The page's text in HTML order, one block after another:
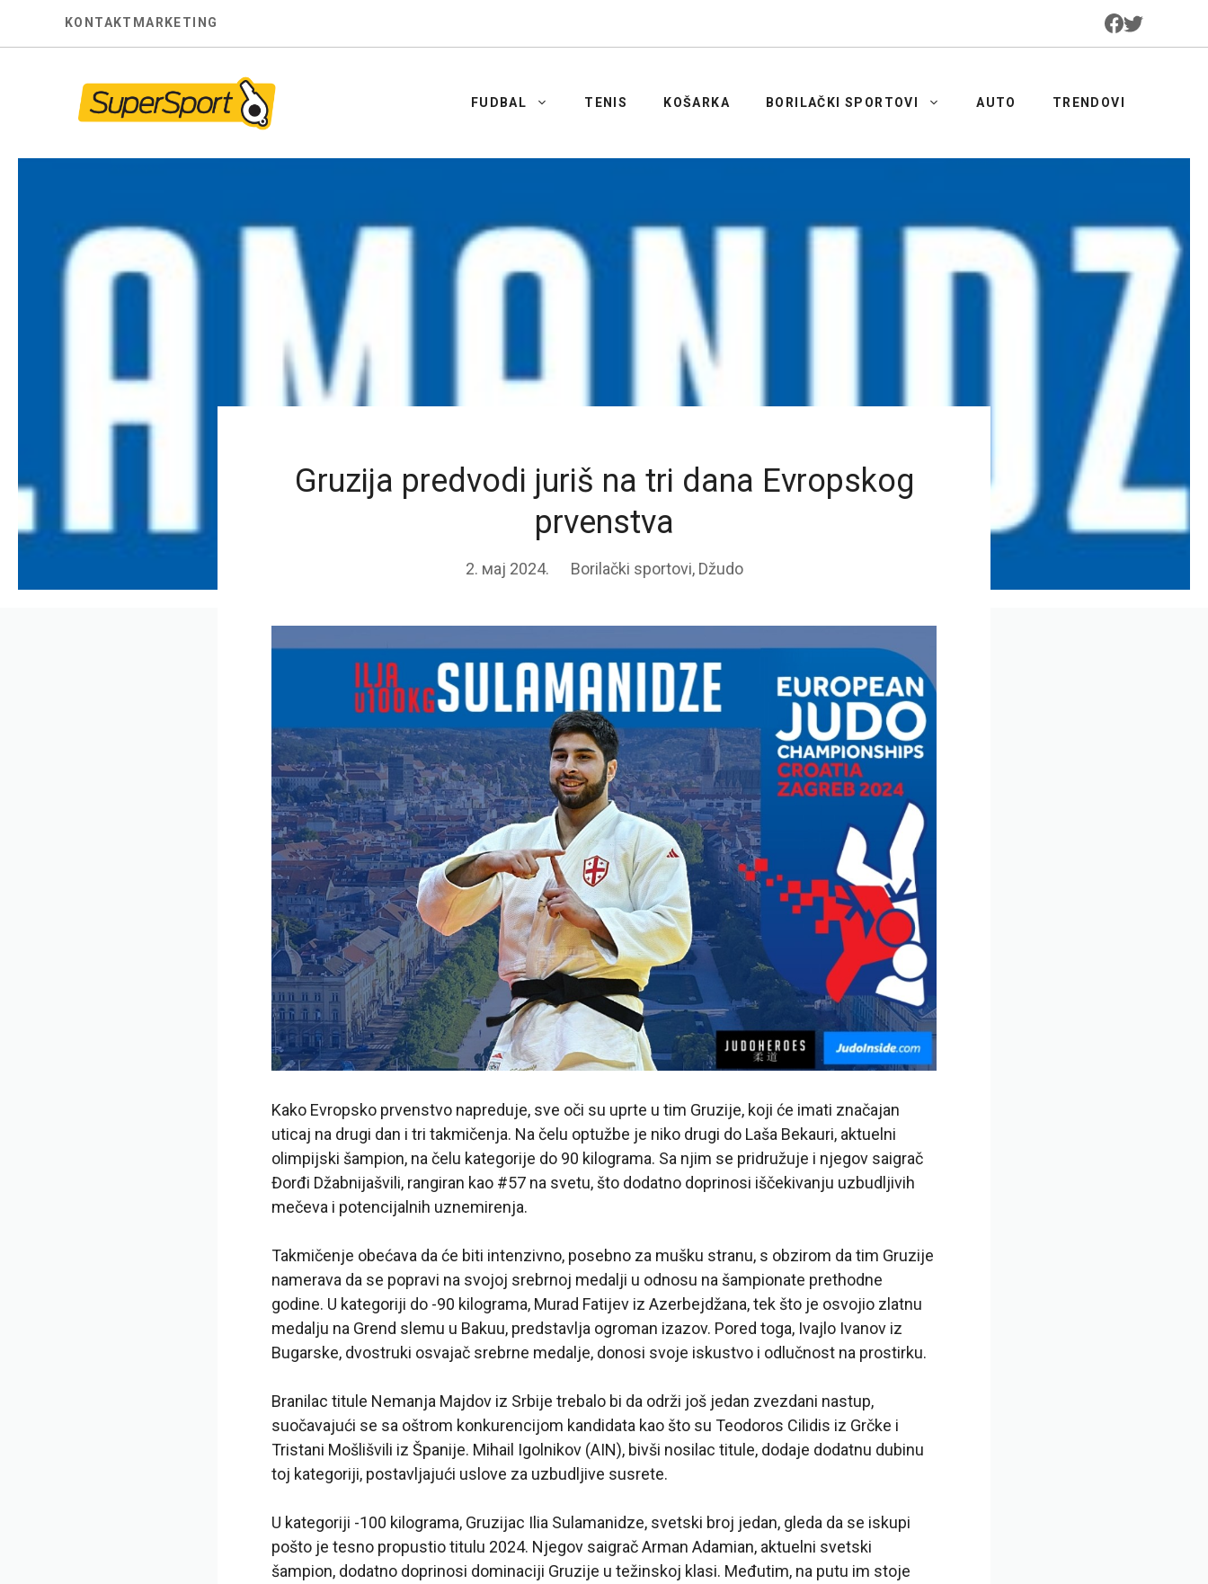
KONTAKT MARKETING
FUDBAL TENIS KOŠARKA BORILAČKI SPORTOVI AUTO TRENDOVI
Gruzija predvodi juriš na tri dana Evropskog
prvenstva
2. мај 2024. Borilački sportovi, Džudo
Kako Evropsko prvenstvo napreduje, sve oči su uprte u tim Gruzije, koji će imati značajan
uticaj na drugi dan i tri takmičenja. Na čelu optužbe je niko drugi do Laša Bekauri, aktuelni
olimpijski šampion, na čelu kategorije do 90 kilograma. Sa njim se pridružuje i njegov saigrač
Đorđi Džabnijašvili, rangiran kao #57 na svetu, što dodatno doprinosi iščekivanju uzbudljivih
mečeva i potencijalnih uznemirenja.
Takmičenje obećava da će biti intenzivno, posebno za mušku stranu, s obzirom da tim Gruzije
namerava da se popravi na svojoj srebrnoj medalji u odnosu na šampionate prethodne
godine. U kategoriji do -90 kilograma, Murad Fatijev iz Azerbejdžana, tek što je osvojio zlatnu
medalju na Grend slemu u Bakuu, predstavlja ogroman izazov. Pored toga, Ivajlo Ivanov iz
Bugarske, dvostruki osvajač srebrne medalje, donosi svoje iskustvo i odlučnost na prostirku.
Branilac titule Nemanja Majdov iz Srbije trebalo bi da održi još jedan zvezdani nastup,
suočavajući se sa oštrom konkurencijom kandidata kao što su Teodoros Cilidis iz Grčke i
Tristani Mošlišvili iz Španije. Mihail Igolnikov (AIN), bivši nosilac titule, dodaje dodatnu dubinu
toj kategoriji, postavljajući uslove za uzbudljive susrete.
U kategoriji -100 kilograma, Gruzijac Ilia Sulamanidze, svetski broj jedan, gleda da se iskupi
pošto je tesno propustio titulu 2024. Njegov saigrač Arman Adamian, aktuelni svetski
šampion, dodatno doprinosi dominaciji Gruzije u težinskoj klasi. Međutim, na putu im stoje